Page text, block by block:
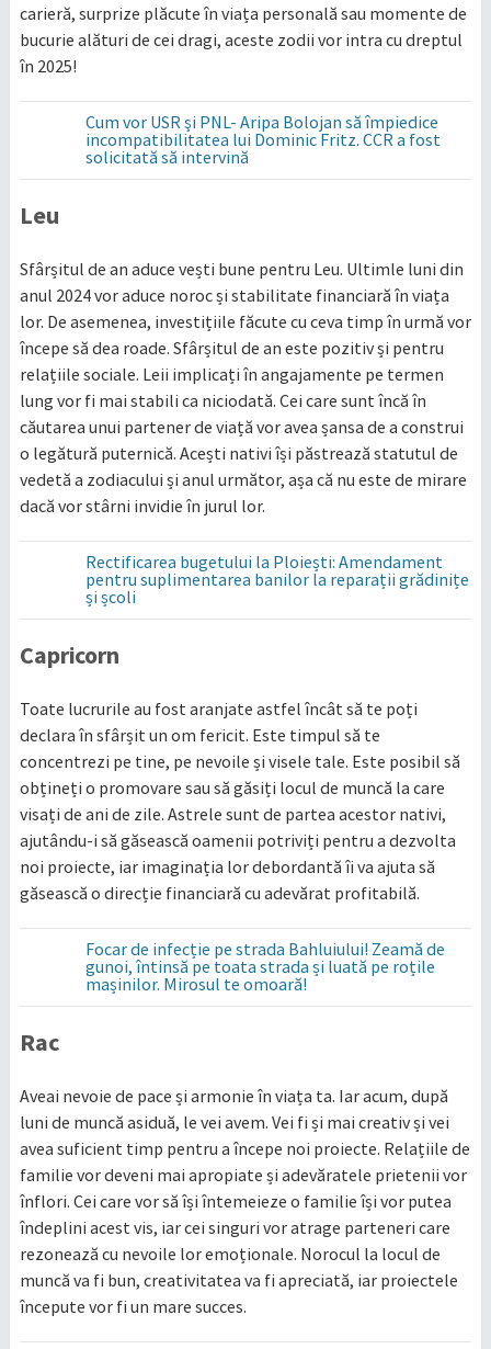
carieră, surprize plăcute în viața personală sau momente de
bucurie alături de cei dragi, aceste zodii vor intra cu dreptul
în 2025!
Cum vor USR şi PNL- Aripa Bolojan să împiedice
incompatibilitatea lui Dominic Fritz. CCR a fost
solicitată să intervină
Leu
Sfârșitul de an aduce vești bune pentru Leu. Ultimle luni din
anul 2024 vor aduce noroc și stabilitate financiară în viața
lor. De asemenea, investițiile făcute cu ceva timp în urmă vor
începe să dea roade. Sfârșitul de an este pozitiv și pentru
relațiile sociale. Leii implicați în angajamente pe termen
lung vor fi mai stabili ca niciodată. Cei care sunt încă în
căutarea unui partener de viață vor avea șansa de a construi
o legătură puternică. Acești nativi își păstrează statutul de
vedetă a zodiacului și anul următor, așa că nu este de mirare
dacă vor stârni invidie în jurul lor.
Rectificarea bugetului la Ploiești: Amendament
pentru suplimentarea banilor la reparații grădinițe
și școli
Capricorn
Toate lucrurile au fost aranjate astfel încât să te poți
declara în sfârșit un om fericit. Este timpul să te
concentrezi pe tine, pe nevoile și visele tale. Este posibil să
obțineți o promovare sau să găsiți locul de muncă la care
visați de ani de zile. Astrele sunt de partea acestor nativi,
ajutându-i să găsească oamenii potriviți pentru a dezvolta
noi proiecte, iar imaginația lor debordantă îi va ajuta să
găsească o direcție financiară cu adevărat profitabilă.
Focar de infecție pe strada Bahluiului! Zeamă de
gunoi, întinsă pe toata strada și luată pe roțile
mașinilor. Mirosul te omoară!
Rac
Aveai nevoie de pace și armonie în viața ta. Iar acum, după
luni de muncă asiduă, le vei avem. Vei fi și mai creativ și vei
avea suficient timp pentru a începe noi proiecte. Relațiile de
familie vor deveni mai apropiate și adevăratele prietenii vor
înflori. Cei care vor să își întemeieze o familie își vor putea
îndeplini acest vis, iar cei singuri vor atrage parteneri care
rezonează cu nevoile lor emoționale. Norocul la locul de
muncă va fi bun, creativitatea va fi apreciată, iar proiectele
începute vor fi un mare succes.